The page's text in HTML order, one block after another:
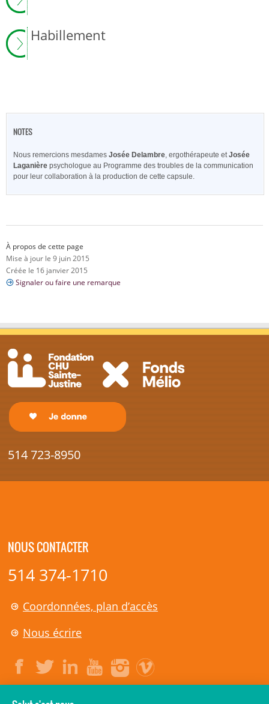
Habillement
NOTES
Nous remercions mesdames Josée Delambre, ergothérapeute etJosée
Laganière psychologue au Programme des troubles de la communication
pour leur collaboration à la production de cette capsule.
À propos de cette page
Mise à jour le 9 juin 2015
Créée le 16 janvier 2015
Signaler ou faire une remarque
514 723-8950
NOUS CONTACTER
514 374-1710
Coordonnées, plan d’accès
Nous écrire